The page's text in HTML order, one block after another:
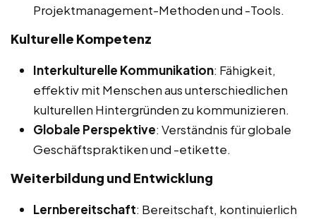
Projektmanagement-Methoden und -Tools.
Kulturelle Kompetenz
Interkulturelle Kommunikation: Fähigkeit,
effektiv mit Menschen aus unterschiedlichen
kulturellen Hintergründen zu kommunizieren.
Globale Perspektive: Verständnis für globale
Geschäftspraktiken und -etikette.
Weiterbildung und Entwicklung
Lernbereitschaft: Bereitschaft, kontinuierlich